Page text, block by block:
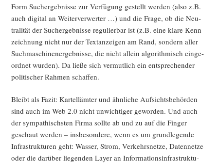
Form Such­ergeb­nis­se zur Ver­fü­gung gestellt wer­den (also z.B.
auch digi­tal an Wei­ter­ver­wer­ter …) und die Fra­ge, ob die Neu­
tra­li­tät der Such­ergeb­nis­se regu­lier­bar ist (z.B. eine kla­re Kenn­
zeich­nung nicht nur der Text­an­zei­gen am Rand, son­dern aller
Such­ma­schi­nen­er­geb­nis­se, die nicht allein algo­rith­misch ein­ge­
ord­net wur­den). Da lie­ße sich ver­mut­lich ein ent­spre­chen­der
poli­ti­scher Rah­men schaffen.
Bleibt als Fazit: Kar­tell­äm­ter und ähn­li­che Auf­sichts­be­hör­den
sind auch im Web 2.0 nicht unwich­ti­ger gewor­den. Und auch
der sym­pa­thischs­ten Fir­ma soll­te ab und zu auf die Fin­ger
geschaut wer­den – ins­be­son­de­re, wenn es um grund­le­gen­de
Infra­struk­tu­ren geht: Was­ser, Strom, Ver­kehrs­net­ze, Daten­net­ze
oder die dar­über lie­gen­den Lay­er an Infor­ma­ti­ons­in­fra­struk­tu­